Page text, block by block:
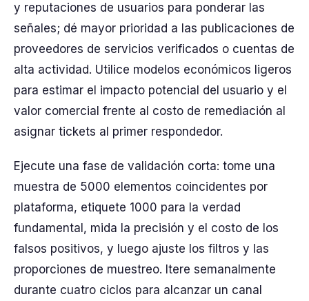
y reputaciones de usuarios para ponderar las
señales; dé mayor prioridad a las publicaciones de
proveedores de servicios verificados o cuentas de
alta actividad. Utilice modelos económicos ligeros
para estimar el impacto potencial del usuario y el
valor comercial frente al costo de remediación al
asignar tickets al primer respondedor.
Ejecute una fase de validación corta: tome una
muestra de 5000 elementos coincidentes por
plataforma, etiquete 1000 para la verdad
fundamental, mida la precisión y el costo de los
falsos positivos, y luego ajuste los filtros y las
proporciones de muestreo. Itere semanalmente
durante cuatro ciclos para alcanzar un canal